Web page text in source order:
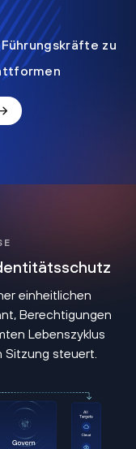
zu
einheitlichen
Berechtigungen
Lebenszyklus
steuert.